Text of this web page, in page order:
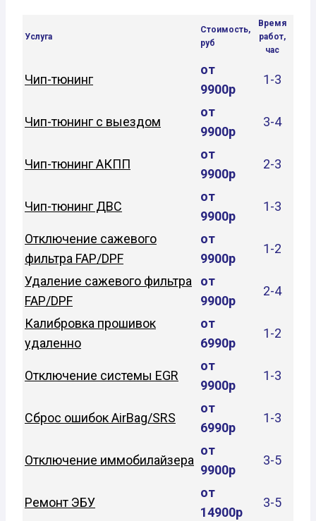
Услуга
Стоимость,
руб
Время
работ,
час
Чип-тюнинг
от
9900р
1-3
Чип-тюнинг с выездом
от
9900р
3-4
Чип-тюнинг АКПП
от
9900р
2-3
Чип-тюнинг ДВС
от
9900р
1-3
Отключение сажевого
фильтра FAP/DPF
от
9900р
1-2
Удаление сажевого фильтра
FAP/DPF
от
9900р
2-4
Калибровка прошивок
удаленно
от
6990р
1-2
Отключение системы EGR
от
9900р
1-3
Сброс ошибок AirBag/SRS
от
6990р
1-3
Отключение иммобилайзера
от
9900р
3-5
Ремонт ЭБУ
от
14900р
3-5